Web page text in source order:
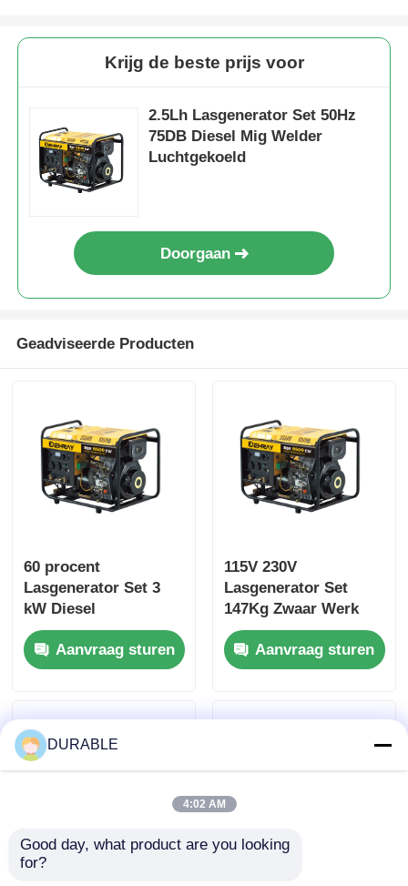
Krijg de beste prijs voor
2.5Lh Lasgenerator Set 50Hz
75DB Diesel Mig Welder
Luchtgekoeld
Doorgaan
Geadviseerde Producten
60 procent
Lasgenerator Set 3
kW Diesel
Lasmachine 115V
230VAanvraag sturen
115V 230V
Lasgenerator Set
147Kg Zwaar Werk
Diesel Lasser
Generator
Aanvraag sturen
DURABLE
4:02 AM
Good day, what product are you looking
for?